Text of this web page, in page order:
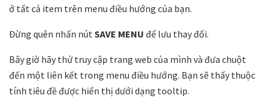
ở tất cả item trên menu điều hướng của bạn.
Đừng quên nhấn nútSAVE MENU để lưu thay đổi.
Bây giờ hãy thử truy cập trang web của mình và đưa chuột
đến một liên kết trong menu điều hướng. Bạn sẽ thấy thuộc
tính tiêu đề được hiển thị dưới dạng tooltip.